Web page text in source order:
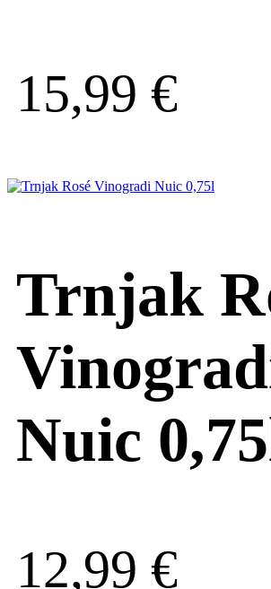
15,99 €
Trnjak
Nuic
12,99 €